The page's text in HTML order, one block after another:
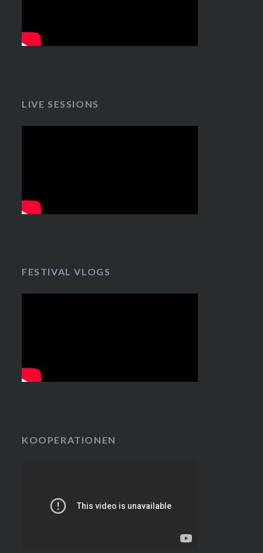
LIVE SESSIONS
FESTIVAL VLOGS
KOOPERATIONEN